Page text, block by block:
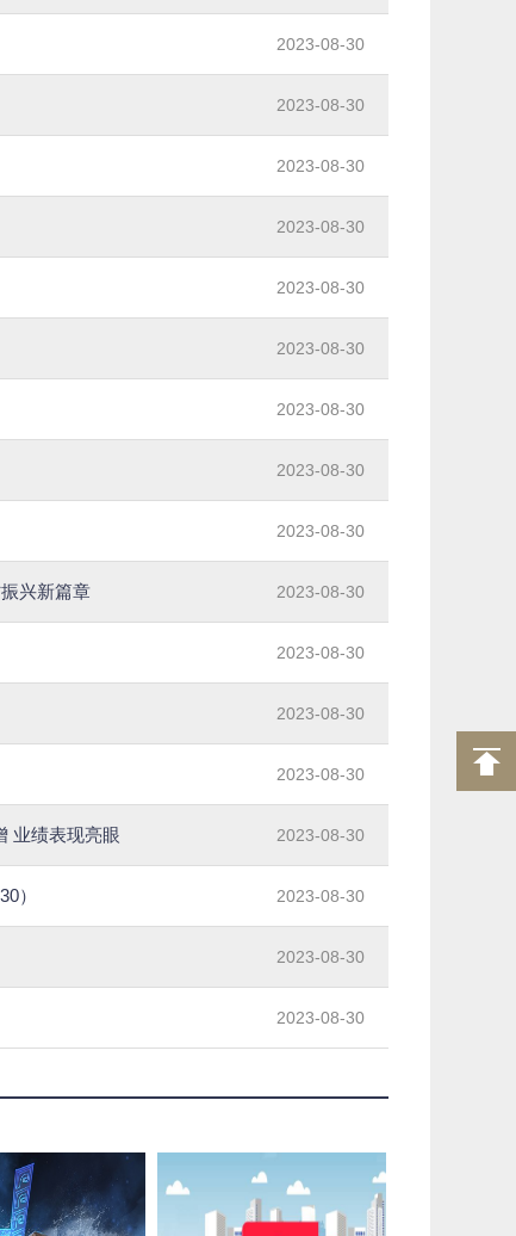
2023-08-30
2023-08-30
2023-08-30
2023-08-30
2023-08-30
2023-08-30
2023-08-30
2023-08-30
2023-08-30
兴新篇章 2023-08-30
2023-08-30
2023-08-30
2023-08-30
业绩表现亮眼 2023-08-30
） 2023-08-30
2023-08-30
2023-08-30